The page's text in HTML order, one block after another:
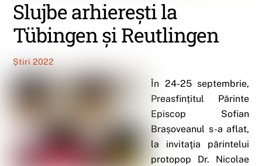
Slujbe arhierești la
Tübingen și Reutlingen
Știri 2022
În 24-25 septembrie,
Preasfințitul Părinte
Episcop Sofian
Brașoveanul s-a aflat,
la invitaţia părintelui
protopop Dr. Nicolae